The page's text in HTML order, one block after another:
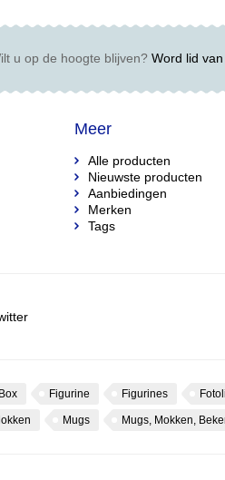
u op de hoogte blijven?Word lid van
Meer
Alle producten
Nieuwste producten
Aanbiedingen
Merken
Tags
Box Figurine Figurines
Mugs Mugs, Mokken,